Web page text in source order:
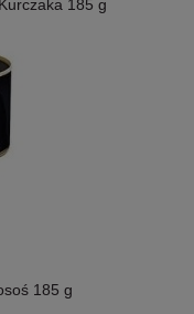
185 g
185 g